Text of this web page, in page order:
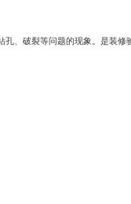
、破裂等问题的现象。是装修